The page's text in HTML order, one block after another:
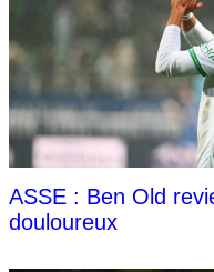
ASSE : Ben Old
douloureux